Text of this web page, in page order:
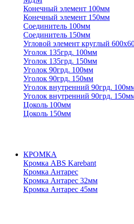
Конечный элемент 100мм
Конечный элемент 150мм
Соединитель 100мм
Соединитель 150мм
Угловой элемент круглый
Уголок 135грд. 100мм
Уголок 135грд. 150мм
Уголок 90грд. 100мм
Уголок 90грд. 150мм
Уголок внутренний 90грд.
Уголок внутренний 90грд.
Цоколь 100мм
Цоколь 150мм
КРОМКА
Кромка ABS Karebant
Кромка Антарес
Кромка Антарес 32мм
Кромка Антарес 45мм